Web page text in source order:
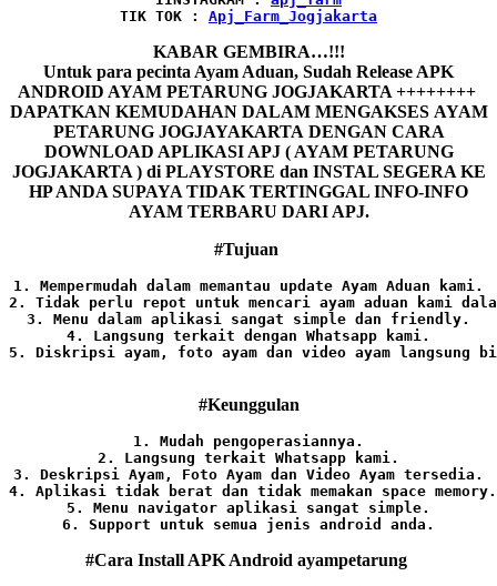
TIK TOK : Apj_Farm_Jogjakarta
KABAR GEMBIRA…!!!
Untuk para pecinta Ayam Aduan, Sudah Release APK
ANDROID AYAM PETARUNG JOGJAKARTA ++++++++
DAPATKAN KEMUDAHAN DALAM MENGAKSES AYAM
PETARUNG JOGJAYAKARTA DENGAN CARA
DOWNLOAD APLIKASI APJ ( AYAM PETARUNG
JOGJAKARTA ) di PLAYSTORE dan INSTAL SEGERA KE
HP ANDA SUPAYA TIDAK TERTINGGAL INFO-INFO
AYAM TERBARU DARI APJ.
#Tujuan
1. Mempermudah dalam memantau update Ayam Aduan kami.
2. Tidak perlu repot untuk mencari ayam aduan kami
3. Menu dalam aplikasi sangat simple dan friendly.
4. Langsung terkait dengan Whatsapp kami.
5. Diskripsi ayam, foto ayam dan video ayam
#Keunggulan
1. Mudah pengoperasiannya.
2. Langsung terkait Whatsapp kami.
3. Deskripsi Ayam, Foto Ayam dan Video Ayam tersedia.
4. Aplikasi tidak berat dan tidak memakan space memory.
5. Menu navigator aplikasi sangat simple.
6. Support untuk semua jenis android anda.
#Cara Install APK Android ayampetarung